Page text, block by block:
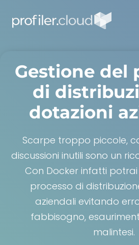
Gestione del
di
dotazioni
Scarpe troppo piccole,
discussioni inutili sono un
Con Dockerinfatti potrai
processo di
aziendali evitando
fabbisogno,
malintesi.